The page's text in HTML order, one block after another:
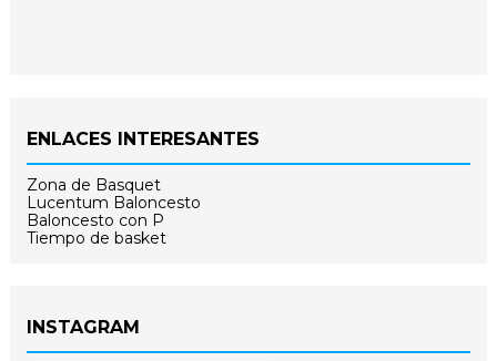
ENLACES INTERESANTES
Zona de Basquet
Lucentum Baloncesto
Baloncesto con P
Tiempo de basket
INSTAGRAM